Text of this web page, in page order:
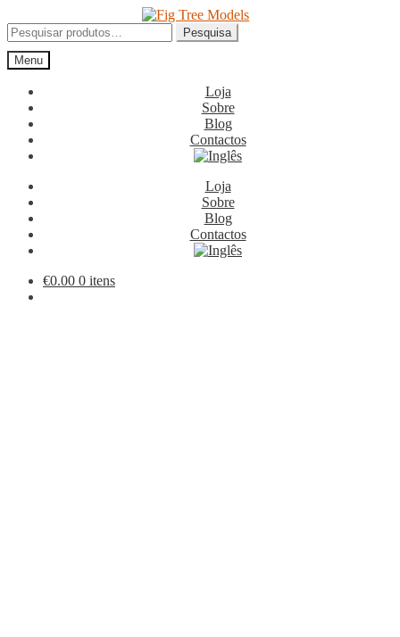
para
a
navegação
para
o
conteúdo
Pesquisar
por:
Pesquisa
Menu
Loja
Sobre
Blog
Contactos
Loja
Sobre
Blog
Contactos
€0.00 0 itens